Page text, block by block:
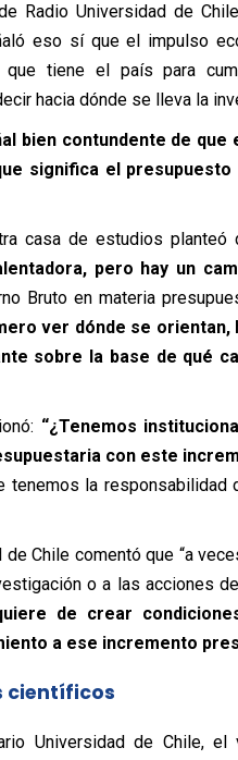
Radio Universidad de
eso sí que el impulso
que tiene el país para
hacia dónde se lleva la
bien contundente de
significa el
casa de estudios planteó
pero hay un
Bruto en materia
ver dónde se orientan,
sobre la base de qué
“¿Tenemos
con este
tenemos la
Chile comentó que “a
o a las acciones
de crear
a ese incremento
científicos
Universidad de Chile, el